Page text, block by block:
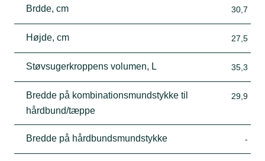
Brdde, cm 30,7
Højde, cm 27,5
Støvsugerkroppens volumen, L 35,3
Bredde på kombinationsmundstykke til
hårdbund/tæppe
29,9
Bredde på hårdbundsmundstykke -